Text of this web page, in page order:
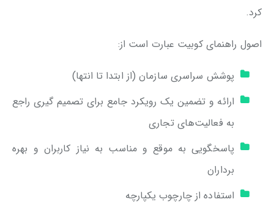
کرد.
اصول راهنمای کوبیت عبارت است از:
پوشش سراسری سازمان (از ابتدا تا انتها)
ارائه و تضمین یک رویکرد جامع برای تصمیم گیری راجع
به فعالیت‌های تجاری
پاسخگویی به موقع و مناسب به نیاز کاربران و بهره‌
برداران
استفاده از چارچوب یکپارچه